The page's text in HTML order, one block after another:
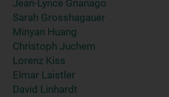
Jean-Lynce Gnanago
Sarah Grosshagauer
Minyan Huang
Christoph Juchem
Lorenz Kiss
Elmar Laistler
David Linhardt